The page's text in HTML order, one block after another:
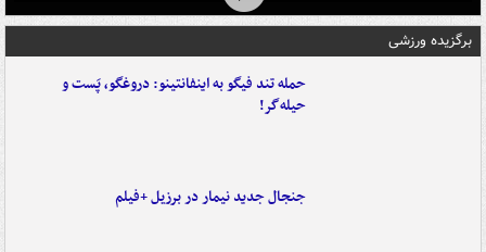
برگزیده ورزشی
حمله تند فیگو به اینفانتینو: دروغگو، پَست‌ و
حیله‌گر!
جنجال جدید نیمار در برزیل +فیلم